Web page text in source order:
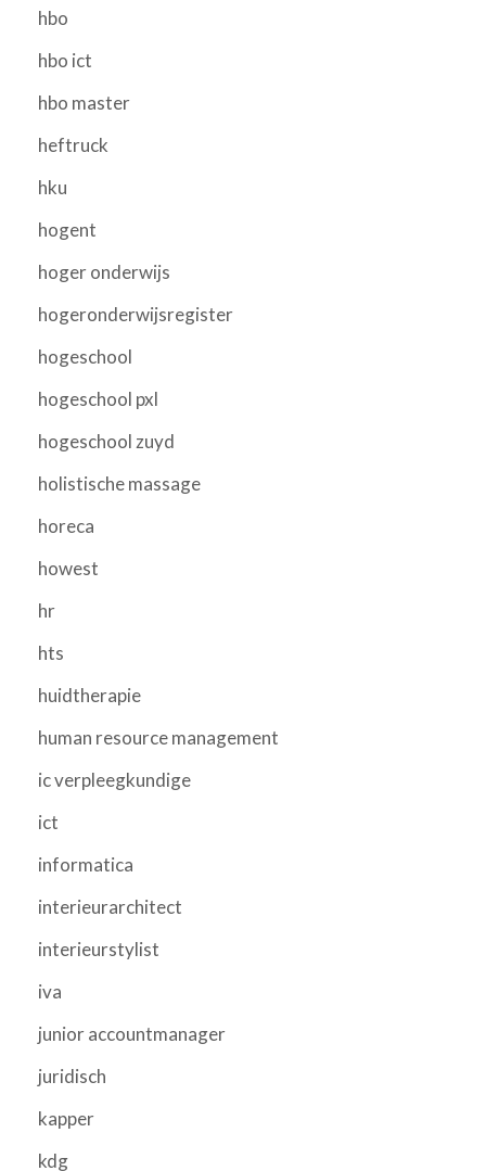
hbo
hbo ict
hbo master
heftruck
hku
hogent
hoger onderwijs
hogeronderwijsregister
hogeschool
hogeschool pxl
hogeschool zuyd
holistische massage
horeca
howest
hr
hts
huidtherapie
human resource management
ic verpleegkundige
ict
informatica
interieurarchitect
interieurstylist
iva
junior accountmanager
juridisch
kapper
kdg